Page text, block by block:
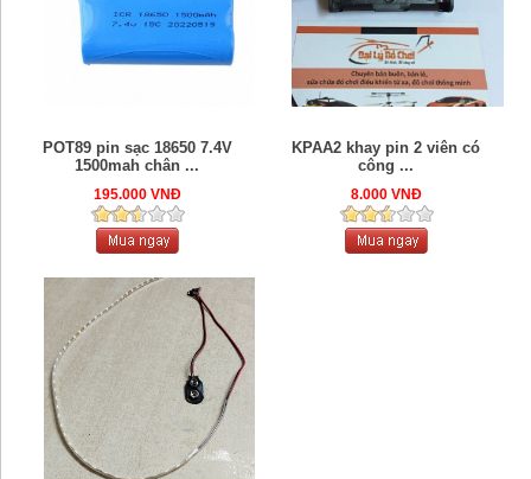
POT89 pin sạc 18650 7.4V
1500mah chân ...
195.000 VNĐ
KPAA2 khay pin 2 viên có
công ...
8.000 VNĐ